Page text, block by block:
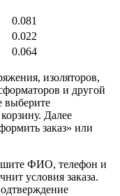
0.081
0.022
0.064
изоляторов,
и другой
выберите
Далее
заказ» или
ФИО, телефон и
условия заказа.